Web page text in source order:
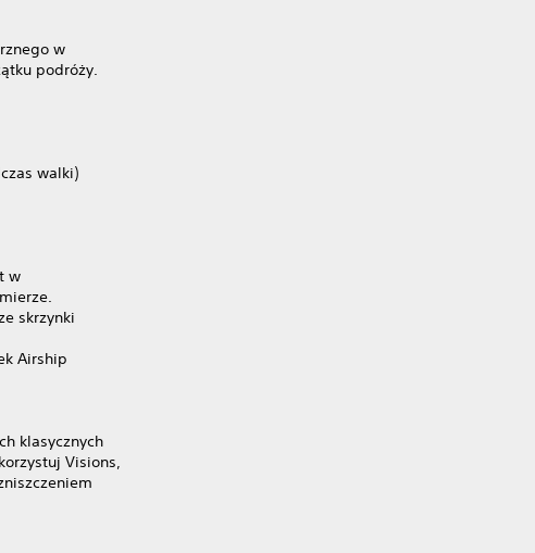
w
podróży.
walki)
w
skrzynki
Airship
klasycznych
Visions,